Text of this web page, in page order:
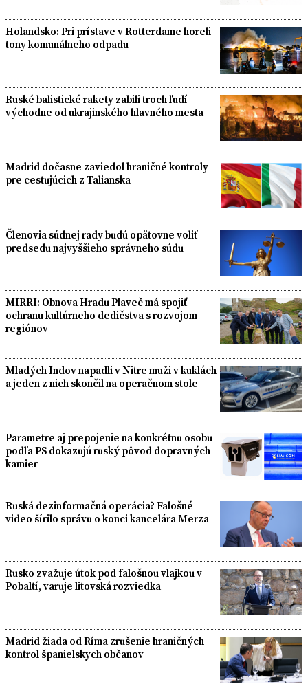
Holandsko: Pri prístave v Rotterdame horeli
tony komunálneho odpadu
Ruské balistické rakety zabili troch ľudí
východne od ukrajinského hlavného mesta
Madrid dočasne zaviedol hraničné kontroly
pre cestujúcich z Talianska
Členovia súdnej rady budú opätovne voliť
predsedu najvyššieho správneho súdu
MIRRI: Obnova Hradu Plaveč má spojiť
ochranu kultúrneho dedičstva s rozvojom
regiónov
Mladých Indov napadli v Nitre muži v kuklách
a jeden z nich skončil na operačnom stole
Parametre aj prepojenie na konkrétnu osobu
podľa PS dokazujú ruský pôvod dopravných
kamier
Ruská dezinformačná operácia? Falošné
video šírilo správu o konci kancelára Merza
Rusko zvažuje útok pod falošnou vlajkou v
Pobaltí, varuje litovská rozviedka
Madrid žiada od Ríma zrušenie hraničných
kontrol španielskych občanov